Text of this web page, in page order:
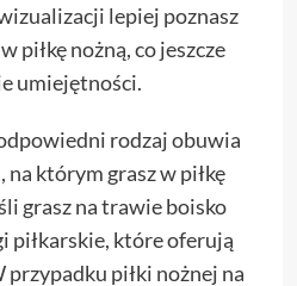
lepiej poznasz
piłkę nożną, co jeszcze
umiejętności.
rodzaj obuwia
którym grasz w piłkę
grasz na trawie boisko
piłkarskie, które oferują
przypadku piłki nożnej na